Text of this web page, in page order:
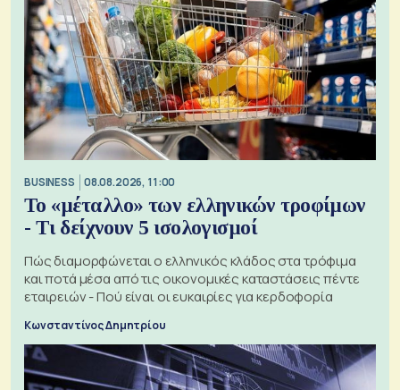
BUSINESS 08.08.2026, 11:00
Το «μέταλλο» των ελληνικών τροφίμων
- Τι δείχνουν 5 ισολογισμοί
Πώς διαμορφώνεται ο ελληνικός κλάδος στα τρόφιμα
και ποτά μέσα από τις οικονομικές καταστάσεις πέντε
εταιρειών - Πού είναι οι ευκαιρίες για κερδοφορία
Κωνσταντίνος Δημητρίου